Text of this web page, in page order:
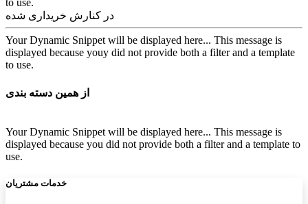
to use.
در کنارش خریداری شده
Your Dynamic Snippet will be displayed here... This message is
displayed because youy did not provide both a filter and a template
to use.
از همین دسته بندی
Your Dynamic Snippet will be displayed here... This message is
displayed because you did not provide both a filter and a template to
use.
خدمات مشتریان